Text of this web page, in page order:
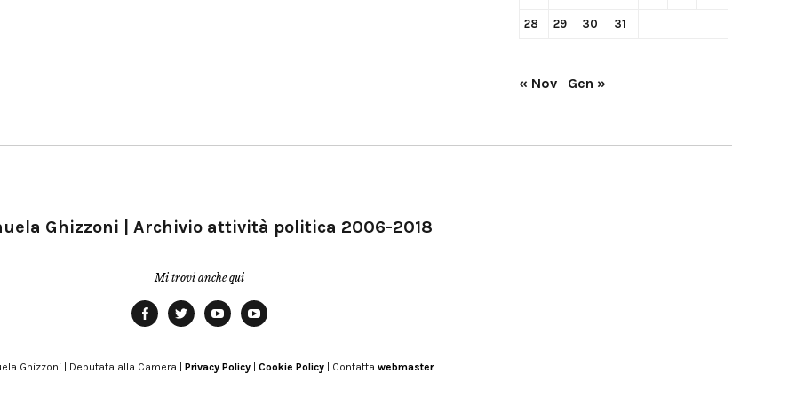
28 29 30 31
« Nov Gen »
Ghizzoni | Archivio attività politica 2006-2018
Mi trovi anche qui
Modena
Ghizzoni | Deputata alla Camera | Privacy Policy Cookie Policy | Contatta webmaster